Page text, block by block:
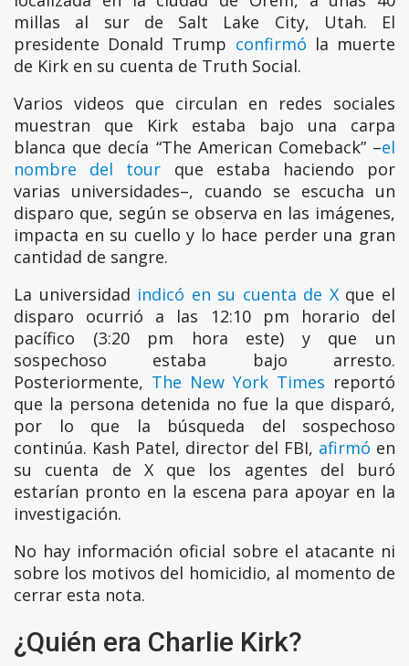
millas al sur de Salt Lake City, Utah. El
presidente Donald Trump confirmó la muerte
de Kirk en su cuenta de Truth Social.
Varios videos que circulan en redes sociales
muestran que Kirk estaba bajo una carpa
blanca que decía “The American Comeback” –el
nombre del tour que estaba haciendo por
varias universidades–, cuando se escucha un
disparo que, según se observa en las imágenes,
impacta en su cuello y lo hace perder una gran
cantidad de sangre.
La universidad indicó en su cuenta de Xque el
disparo ocurrió a las 12:10 pm horario del
pacífico (3:20 pm hora este) y que un
sospechoso estaba bajo arresto.
Posteriormente, The New York Times reportó
que la persona detenida no fue la que disparó,
por lo que la búsqueda del sospechoso
continúa. Kash Patel, director del FBI, afirmó en
su cuenta de X que los agentes del buró
estarían pronto en la escena para apoyar en la
investigación.
No hay información oficial sobre el atacante ni
sobre los motivos del homicidio, al momento de
cerrar esta nota.
¿Quién era Charlie Kirk?